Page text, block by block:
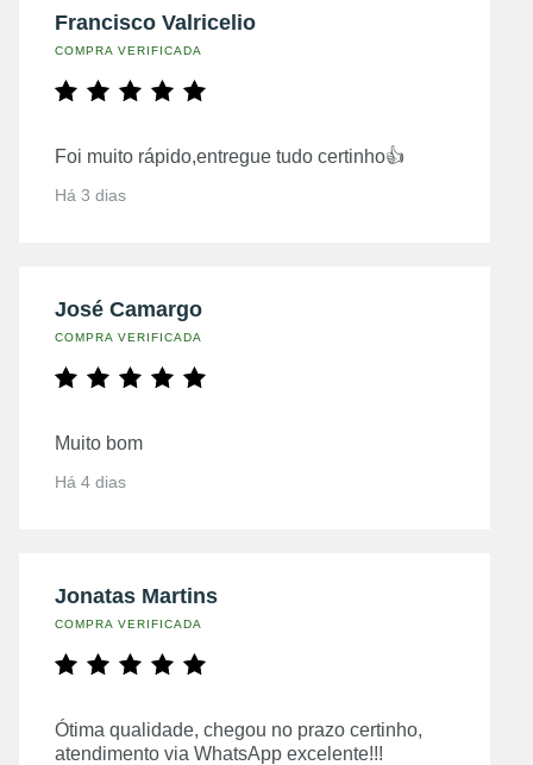
Francisco Valricelio
COMPRA VERIFICADA
Foi muito rápido,entregue tudo certinho👍
Há 3 dias
José Camargo
COMPRA VERIFICADA
Muito bom
Há 4 dias
Jonatas Martins
COMPRA VERIFICADA
Ótima qualidade, chegou no prazo certinho,
atendimento via WhatsApp excelente!!!